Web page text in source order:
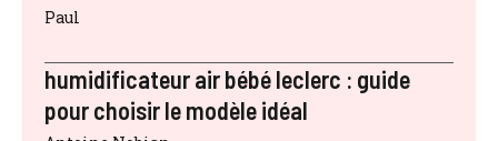
Paul
humidificateur air bébé leclerc : guide
pour choisir le modèle idéal